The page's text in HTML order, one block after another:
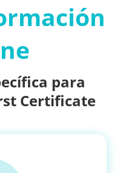
para
Certificate